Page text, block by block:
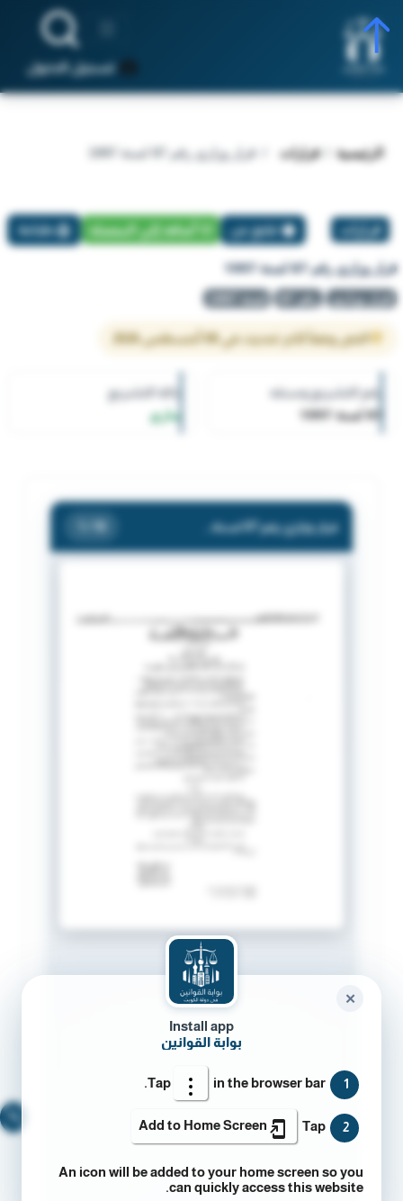
تسجيل الدخول
الرئيسية قرارات قرار وزاري رقم 87 لسنة 1997
قرارات تبليغ عن أضافة إلي المفضلة طباعة
قرار وزاري رقم 87 لسنة 1997
قرار وزاري رقم 87 لسنة 1997
النص وفقاً لآخر تحديث في 08 أغسطس 2026
رقم التشريع وسنته
87 لسنة 1997
حالة التشريع
ساري
Install app
بوابة القوانين
1
Tap in the browser bar.
2
Tap
Add to Home Screen
An icon will be added to your home screen so you
can quickly access this website.
✕